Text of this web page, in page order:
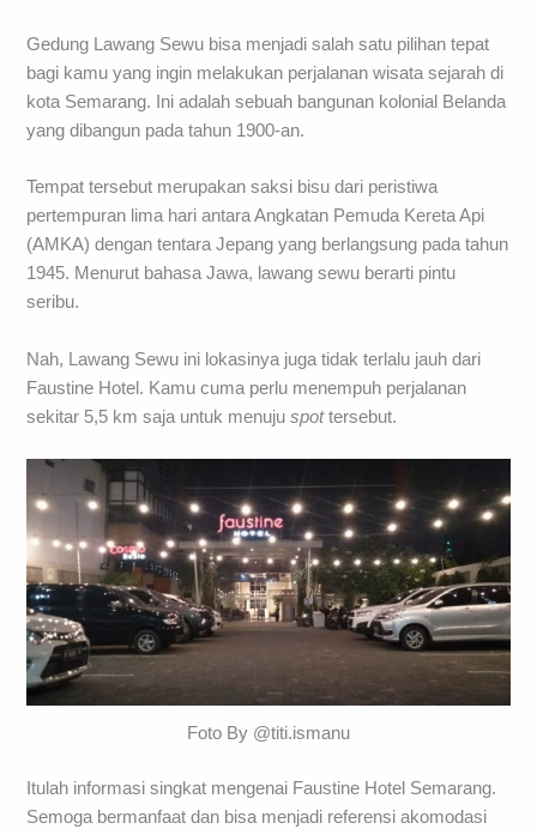
Gedung Lawang Sewu bisa menjadi salah satu pilihan tepat
bagi kamu yang ingin melakukan perjalanan wisata sejarah di
kota Semarang. Ini adalah sebuah bangunan kolonial Belanda
yang dibangun pada tahun 1900-an.
Tempat tersebut merupakan saksi bisu dari peristiwa
pertempuran lima hari antara Angkatan Pemuda Kereta Api
(AMKA) dengan tentara Jepang yang berlangsung pada tahun
1945. Menurut bahasa Jawa, lawang sewu berarti pintu
seribu.
Nah, Lawang Sewu ini lokasinya juga tidak terlalu jauh dari
Faustine Hotel. Kamu cuma perlu menempuh perjalanan
sekitar 5,5 km saja untuk menujuspottersebut.
Foto By @titi.ismanu
Itulah informasi singkat mengenai Faustine Hotel Semarang.
Semoga bermanfaat dan bisa menjadi referensi akomodasi